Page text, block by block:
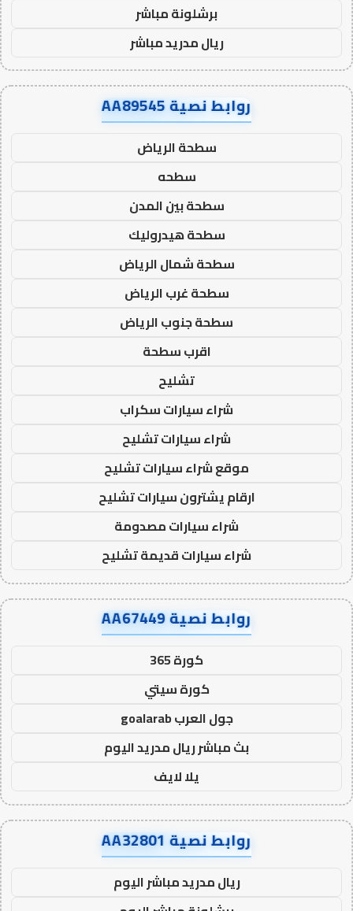
برشلونة مباشر
ريال مدريد مباشر
روابط نصية AA89545
سطحة الرياض
سطحه
سطحة بين المدن
سطحة هيدروليك
سطحة شمال الرياض
سطحة غرب الرياض
سطحة جنوب الرياض
اقرب سطحة
تشليح
شراء سيارات سكراب
شراء سيارات تشليح
موقع شراء سيارات تشليح
ارقام يشترون سيارات تشليح
شراء سيارات مصدومة
شراء سيارات قديمة تشليح
روابط نصية AA67449
كورة 365
كورة سيتي
جول العرب goalarab
بث مباشر ريال مدريد اليوم
يلا لايف
روابط نصية AA32801
ريال مدريد مباشر اليوم